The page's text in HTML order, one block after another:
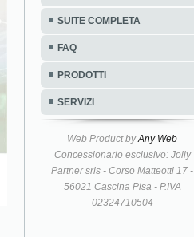
SUITE COMPLETA
FAQ
PRODOTTI
SERVIZI
Web Product byAny Web
Concessionario esclusivo: Jolly
Partner srls - Corso Matteotti 17 -
56021 Cascina Pisa - P.IVA
02324710504